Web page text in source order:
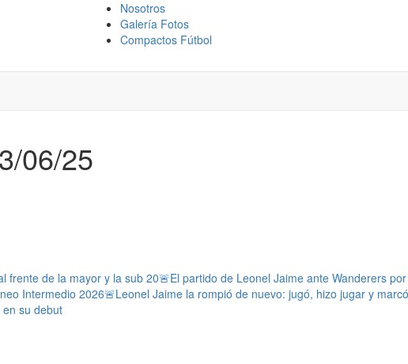
Nosotros
Galería Fotos
Compactos Fútbol
06/25
frente de la mayor y la sub 20🚨El partido de Leonel Jaime ante Wanderers
Intermedio 2026🚨Leonel Jaime la rompió de nuevo: jugó, hizo jugar y
su debut